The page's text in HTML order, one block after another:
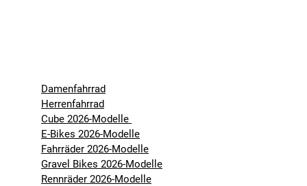
Damenfahrrad
Herrenfahrrad
Cube 2026-Modelle
E-Bikes 2026-Modelle
Fahrräder 2026-Modelle
Gravel Bikes 2026-Modelle
Rennräder 2026-Modelle